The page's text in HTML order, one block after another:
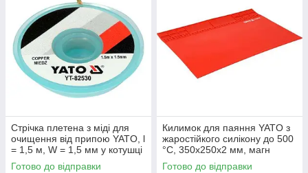
Стрічка плетена з міді для
очищення від припою YATO, l
= 1,5 м, W = 1,5 мм у котушці
в корпусі
Готово до відправки
Килимок для паяння YATO з
жаростійкого силікону до 500
°C, 350х250х2 мм, магн
стрічка 345х47 мм
Готово до відправки